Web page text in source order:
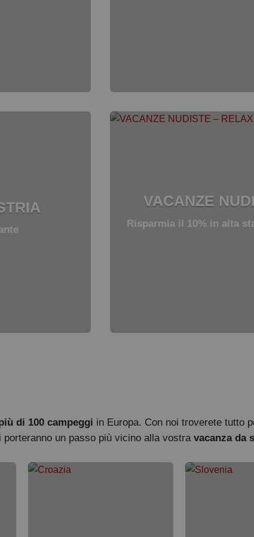
VACANZE
Risparmia il 10% in alta
di 100 campeggi in Europa. Con noi troverete tutto
un passo più vicino alla vostra vacanza da